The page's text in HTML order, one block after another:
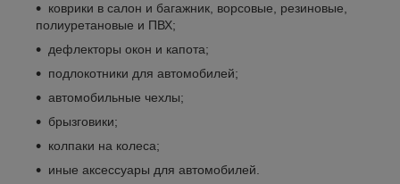
коврики в салон и багажник, ворсовые, резиновые,
полиуретановые и ПВХ;
дефлекторы окон и капота;
подлокотники для автомобилей;
автомобильные чехлы;
брызговики;
колпаки на колеса;
иные аксессуары для автомобилей.